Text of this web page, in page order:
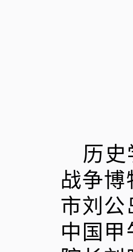
历史
战争博
市刘公
中国